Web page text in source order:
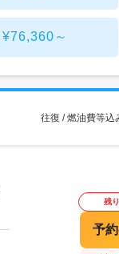
～
往復 / 燃油費等込
残